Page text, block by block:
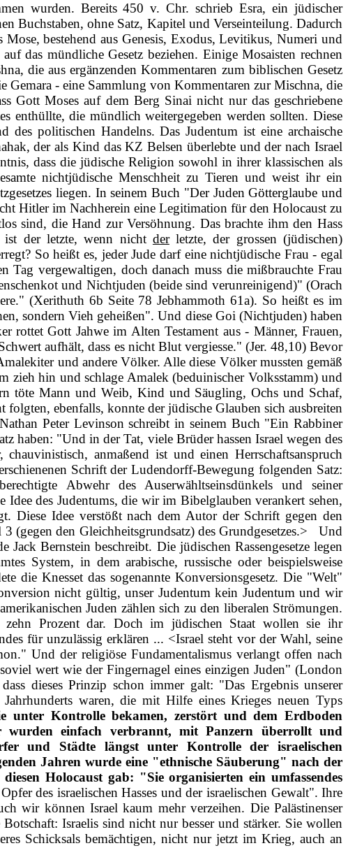
wurden. Bereits 450 v. Chr. schrieb Esra, ein jüdischer
Buchstaben, ohne Satz, Kapitel und Verseinteilung. Dadurch
bestehend aus Genesis, Exodus, Levitikus, Numeri und
das mündliche Gesetz beziehen. Einige Mosaisten rechnen
die aus ergänzenden Kommentaren zum biblischen Gesetz
‑ eine Sammlung von Kommentaren zur Mischna, die
Gott Moses auf dem Berg Sinai nicht nur das geschriebene
enthüllte, die mündlich weitergegeben werden sollten. Diese
des politischen Handelns. Das Judentum ist eine archaische
der als Kind das KZ Belsen überlebte und der nach Israel
dass die jüdische Religion sowohl in ihrer klassischen als
nichtjüdische Menschheit zu Tieren und weist ihr ein
liegen. In seinem Buch "Der Juden Götterglaube und
Hitler im Nachherein eine Legitimation für den Holocaust zu
sind, die Hand zur Versöhnung. Das brachte ihm den Hass
der letzte, wenn nicht derletzte, der grossen (jüdischen)
So heißt es, jeder Jude darf eine nichtjüdische Frau ‑ egal
Tag vergewaltigen, doch danach muss die mißbrauchte Frau
und Nichtjuden (beide sind verunreinigend)" (Orach
(Xerithuth 6b Seite 78 Jebhammoth 61a). So heißt es im
sondern Vieh geheißen". Und diese Goi (Nichtjuden) haben
rottet Gott Jahwe im Alten Testament aus ‑ Männer, Frauen,
aufhält, dass es nicht Blut vergiesse." (Jer. 48,10) Bevor
und andere Völker. Alle diese Völker mussten gemäß
zieh hin und schlage Amalek (beduinischer Volksstamm) und
töte Mann und Weib, Kind und Säugling, Ochs und Schaf,
ebenfalls, konnte der jüdische Glauben sich ausbreiten
Peter Levinson schreibt in seinem Buch "Ein Rabbiner
haben: "Und in der Tat, viele Brüder hassen Israel wegen des
anmaßend ist und einen Herrschaftsanspruch
Schrift der Ludendorff­-Bewegung folgenden Satz:
Abwehr des Auserwähltseinsdünkels und seiner
des Judentums, die wir im Bibelglauben verankert sehen,
Diese Idee verstößt nach dem Autor der Schrift gegen den
den Gleichheitsgrundsatz) des Grundgesetzes.>
Und
Bernstein beschreibt. Die jüdischen Rassengesetze legen
System, in dem arabische, russische oder beispielsweise
die Knesset das sogenannte Konversionsgesetz. Die "Welt"
nicht gültig, unser Judentum kein Judentum und wir
Juden zählen sich zu den liberalen Strömungen.
Prozent dar. Doch im jüdischen Staat wollen sie ihr
für unzulässig erklären ... <Israel steht vor der Wahl, seine
Und der religiöse Fundamentalismus verlangt offen nach
wert wie der Fingernagel eines einzigen Juden" (London
dieses Prinzip schon immer galt: "Das Ergebnis unserer
waren, die mit Hilfe eines Krieges neuen Typs
unter Kontrolle bekamen, zerstört und dem Erdboden
wurden einfach verbrannt, mit Panzern überrollt und
und Städte längst unter Kontrolle der israelischen
Jahren wurde eine "ethnische Säuberung" nach der
Holocaust gab: "Sie organisierten ein umfassendes
des israelischen Hasses und der israelischen Gewalt". Ihre
wir können Israel kaum mehr verzeihen. Die Palästinenser
Israelis sind nicht nur besser und stärker. Sie wollen
Schicksals bemächtigen, nicht nur jetzt im Krieg, auch an